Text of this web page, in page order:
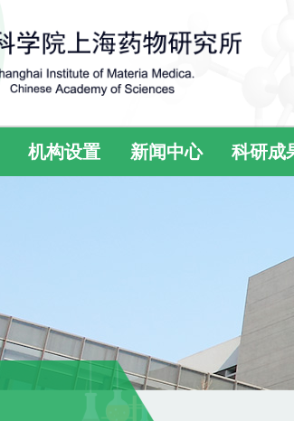
机构设置 新闻中心 科研成